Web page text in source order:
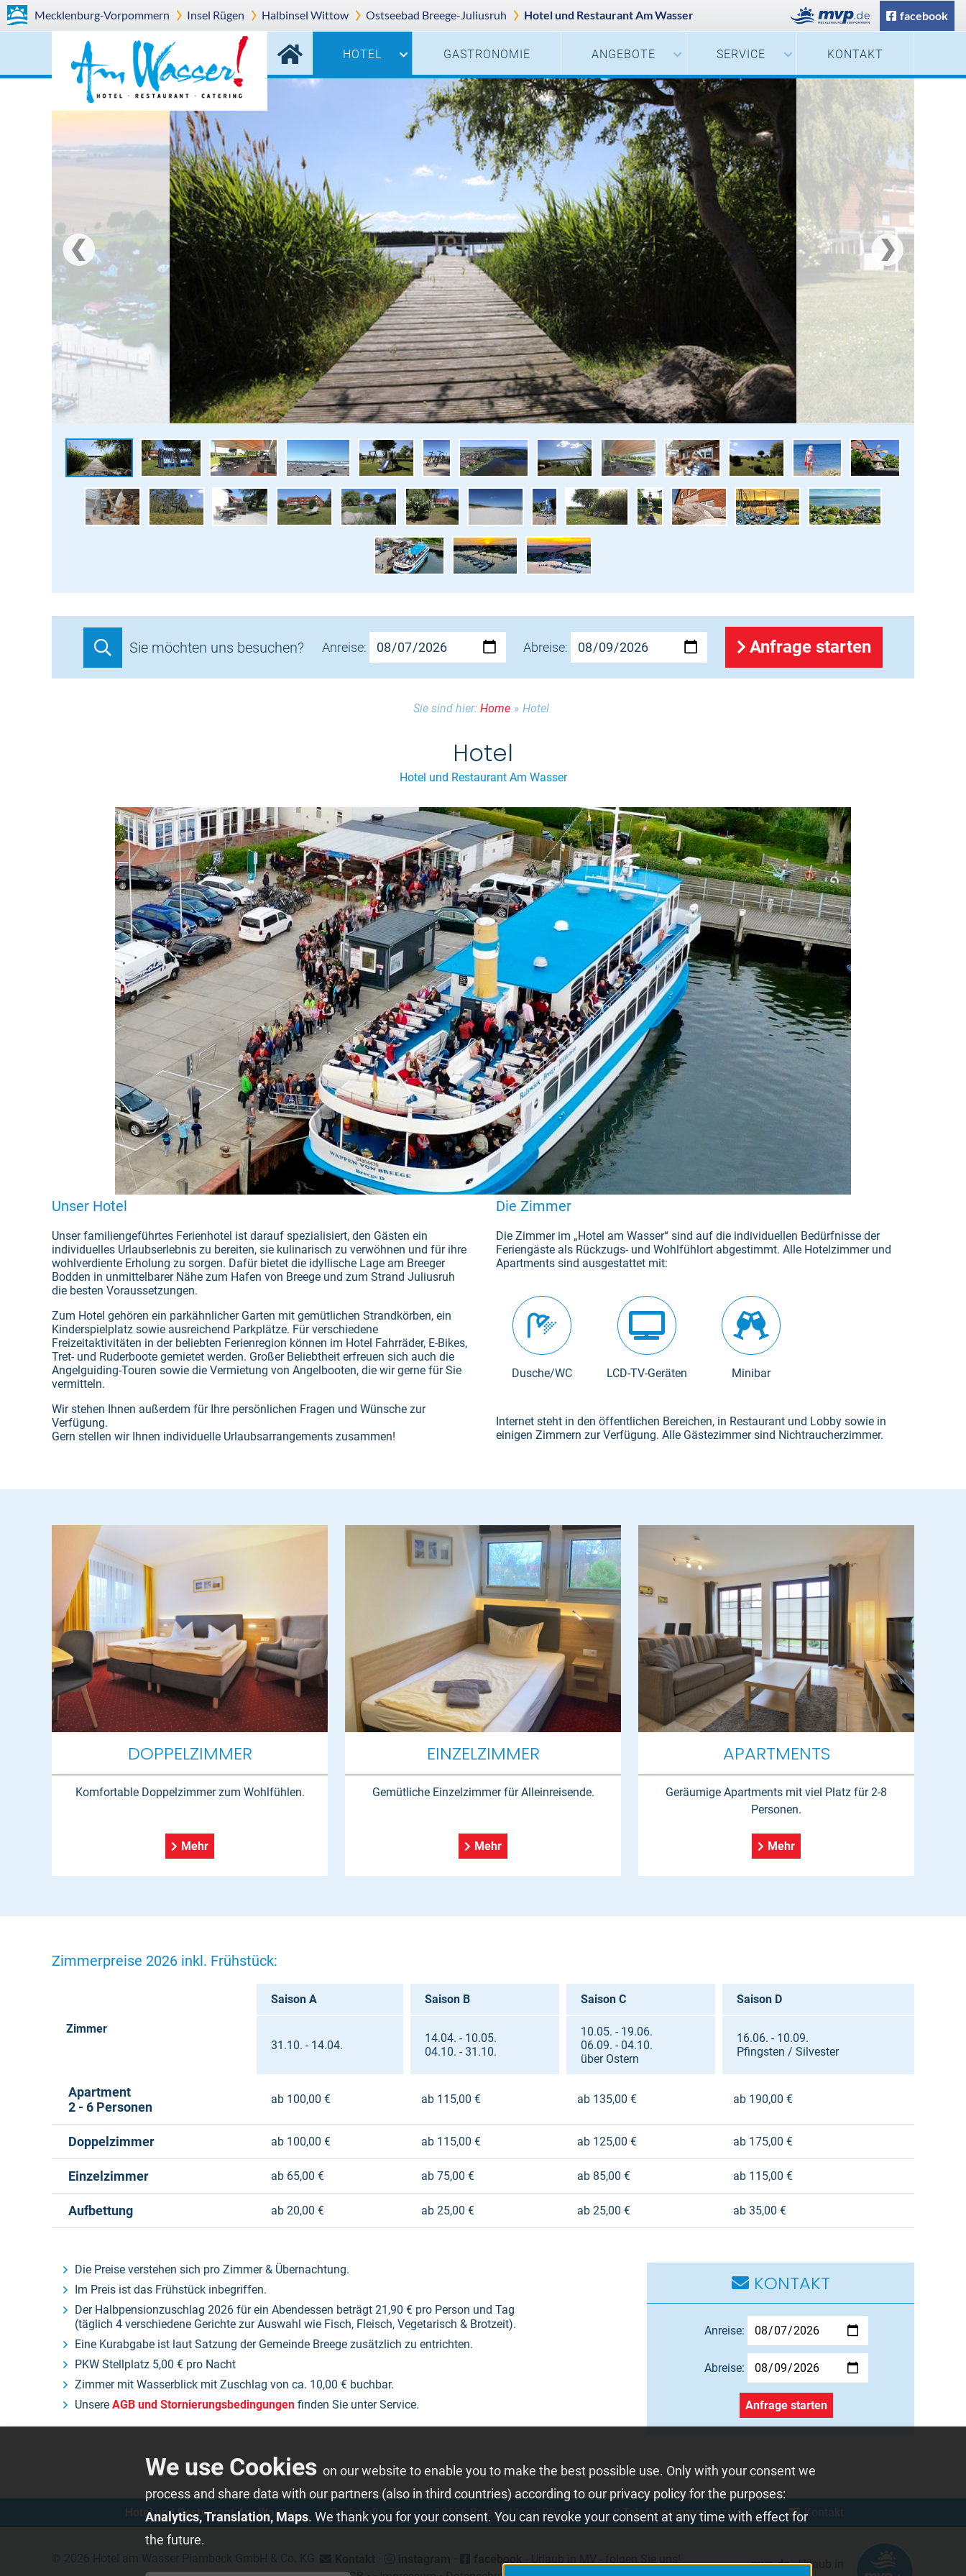
Mecklenburg-Vorpommern Insel Rügen Halbinsel Wittow Ostseebad Breege-Juliusruh Hotel und Restaurant Am Wasser facebook
HOTEL GASTRONOMIE ANGEBOTE SERVICE KONTAKT
Sie möchten uns besuchen? Anreise: Abreise: Anfrage starten
Sie sind hier: Home » Hotel
Hotel
Hotel und Restaurant Am Wasser
Unser Hotel
Unser familiengeführtes Ferienhotel ist darauf spezialisiert, den Gästen ein
individuelles Urlaubserlebnis zu bereiten, sie kulinarisch zu verwöhnen und für ihre
wohlverdiente Erholung zu sorgen. Dafür bietet die idyllische Lage am Breeger
Bodden in unmittelbarer Nähe zum Hafen von Breege und zum Strand Juliusruh
die besten Voraussetzungen.
Zum Hotel gehören ein parkähnlicher Garten mit gemütlichen Strandkörben, ein
Kinderspielplatz sowie ausreichend Parkplätze. Für verschiedene
Freizeitaktivitäten in der beliebten Ferienregion können im Hotel Fahrräder, E-Bikes,
Tret- und Ruderboote gemietet werden. Großer Beliebtheit erfreuen sich auch die
Angelguiding-Touren sowie die Vermietung von Angelbooten, die wir gerne für Sie
vermitteln.
Wir stehen Ihnen außerdem für Ihre persönlichen Fragen und Wünsche zur
Verfügung.
Gern stellen wir Ihnen individuelle Urlaubsarrangements zusammen!
Die Zimmer
Die Zimmer im „Hotel am Wasser“ sind auf die individuellen Bedürfnisse der
Feriengäste als Rückzugs- und Wohlfühlort abgestimmt. Alle Hotelzimmer und
Apartments sind ausgestattet mit:
Dusche/WC LCD-TV-Geräten Minibar
Internet steht in den öffentlichen Bereichen, in Restaurant und Lobby sowie in
einigen Zimmern zur Verfügung. Alle Gästezimmer sind Nichtraucherzimmer.
DOPPELZIMMER
Komfortable Doppelzimmer zum Wohlfühlen.
Mehr
EINZELZIMMER
Gemütliche Einzelzimmer für Alleinreisende.
Mehr
APARTMENTS
Geräumige Apartments mit viel Platz für 2-8
Personen.
Mehr
Zimmerpreise 2026 inkl. Frühstück:
Zimmer
Saison A Saison B Saison C Saison D
31.10. - 14.04.
14.04. - 10.05.
04.10. - 31.10.
10.05. - 19.06.
06.09. - 04.10.
über Ostern
16.06. - 10.09.
Pfingsten / Silvester
Apartment
2 - 6 Personen
ab 100,00 € ab 115,00 € ab 135,00 € ab 190,00 €
Doppelzimmer ab 100,00 € ab 115,00 € ab 125,00 € ab 175,00 €
Einzelzimmer ab 65,00 € ab 75,00 € ab 85,00 € ab 115,00 €
Aufbettung ab 20,00 € ab 25,00 € ab 25,00 € ab 35,00 €
Die Preise verstehen sich pro Zimmer & Übernachtung.
Im Preis ist das Frühstück inbegriffen.
Der Halbpensionzuschlag 2026 für ein Abendessen beträgt 21,90 € pro Person und Tag
(täglich 4 verschiedene Gerichte zur Auswahl wie Fisch, Fleisch, Vegetarisch & Brotzeit).
Eine Kurabgabe ist laut Satzung der Gemeinde Breege zusätzlich zu entrichten.
PKW Stellplatz 5,00 € pro Nacht
Zimmer mit Wasserblick mit Zuschlag von ca. 10,00 € buchbar.
Unsere AGB und Stornierungsbedingungen finden Sie unter Service.
KONTAKT
Anreise:
Abreise:
Anfrage starten
Hotel und Restaurant Am Wasser ⋅ Dorfstraße 79 ⋅ 18556 Breege / Insel Rügen ⋅ Telefonnummeranzeigen ⋅ Kontakt
mvp.de- Urlaub in
on our website to enable you to make the best possible use. Only with your consent we
process and share data with our partners (also in third countries) according to our privacy policy for the purposes:
Analytics, Translation, Maps. We thank you for your consent. You can revoke your consent at any time with effect for
the future.